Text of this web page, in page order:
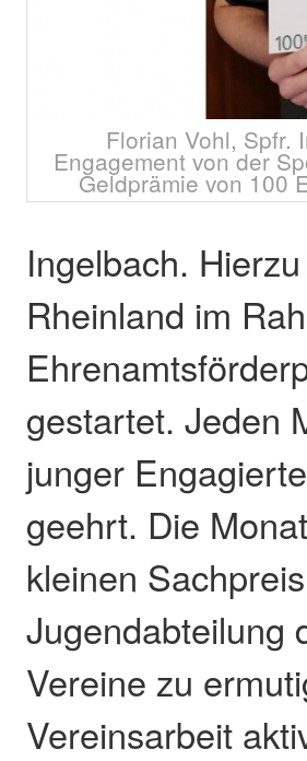
Florian Vohl, Spfr.
Engagement von der
Geldprämie von 100
Ingelbach.
Rheinland im
gestartet. Jeden
junger
geehrt. Die
kleinen
Jugendabteilung
Vereine zu
Vereinsarbeit